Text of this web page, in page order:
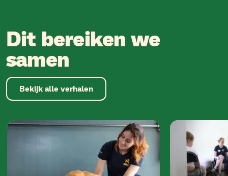
Dit bereiken we
samen
Bekijk alle verhalen